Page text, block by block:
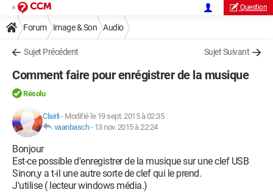
Question
Forum Image & Son Audio
Sujet Précédent Sujet Suivant
Comment faire pour enrégistrer de la musique
Résolu
Clairli- Modifié le 19 sept. 2015 à 02:35
vaanbasch- 13 nov. 2015 à 22:24
Bonjour
Est-ce possible d'enregistrer de la musique sur une clef USB
Sinon,y a t-il une autre sorte de clef qui le prend.
J'utilise ( lecteur windows média.)